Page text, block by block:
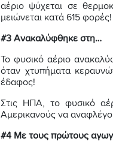
αέριο ψύχεται σε
μειώνεται κατά 615 φορές!
#3 Ανακαλύφθηκε στη…
Το φυσικό αέριο
όταν χτυπήματα
έδαφος!
Στις ΗΠΑ, το φυσικό
Αμερικανούς να
#4 Με τους πρώτους